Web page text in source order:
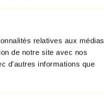
relatives aux médias
de notre site avec nos
d'autres informations que